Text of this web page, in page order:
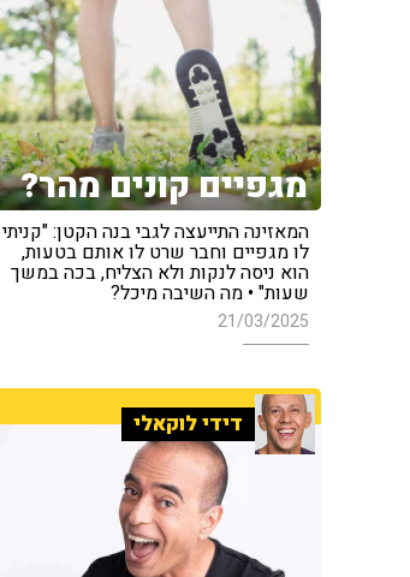
מגפיים קונים מהר?
המאזינה התייעצה לגבי בנה הקטן: "קניתי
לו מגפיים וחבר שרט לו אותם בטעות,
הוא ניסה לנקות ולא הצליח, בכה במשך
שעות" • מה השיבה מיכל?
21/03/2025
דידי לוקאלי